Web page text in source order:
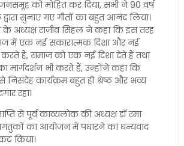
को मोहित कर दिया, सभी ने 90 वर्ष
सुनाए गए गीतों का बहुत आनंद लिया।
अध्यक्ष राजीव सिंहल ने कहा कि इस तरह
में एक नई सकारात्मक दिशा और नई
हैं, समाज को एक नई दिशा देते हैं तथा
मार्गदर्शन भी करते हैं, उन्होंने कहा कि
कार्यक्रम बहुत ही श्रेष्ठ और भव्य
रहा।
से पूर्व काव्यलोक की अध्यक्ष डॉ रमा
आगंतुकों का आयोजन में पधारने का धन्यवाद
किया।